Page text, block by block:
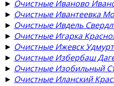
► Очистные Иваново
► Очистные Ивантеевка
► Очистные Ивдель
► Очистные Игарка
► Очистные Ижевск
► Очистные Избербаш
► Очистные Изобильный
► Очистные Иланский